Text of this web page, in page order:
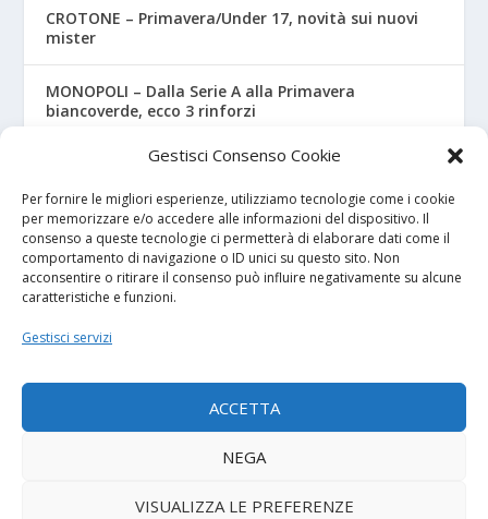
Gestisci Consenso Cookie
Per fornire le migliori esperienze, utilizziamo tecnologie come i cookie
per memorizzare e/o accedere alle informazioni del dispositivo. Il
consenso a queste tecnologie ci permetterà di elaborare dati come il
comportamento di navigazione o ID unici su questo sito. Non
acconsentire o ritirare il consenso può influire negativamente su alcune
caratteristiche e funzioni.
Gestisci servizi
ACCETTA
NEGA
VISUALIZZA LE PREFERENZE
CROTONE – Primavera/Under 17, novità sui nuovi
mister
MONOPOLI – Dalla Serie A alla Primavera
biancoverde, ecco 3 rinforzi
UNDER 18 A-B, ecco il calendario ufficiale
I NOSTRI SPONSOR
Calcio Panchina
Diretta.it